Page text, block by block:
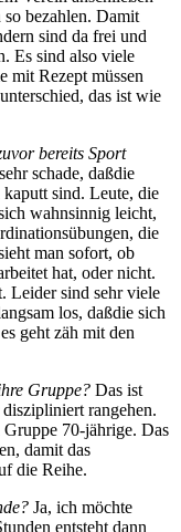
so bezahlen. Damit
sind da frei und
Es sind also viele
mit Rezept müssen
das ist wie
bereits Sport
schade, daßdie
sind. Leute, die
wahnsinnig leicht,
die
man sofort, ob
hat, oder nicht.
Leider sind sehr viele
los, daßdie sich
geht zäh mit den
Gruppe? Das ist
rangehen.
70-jährige. Das
damit das
die Reihe.
Ja, ich möchte
entsteht dann